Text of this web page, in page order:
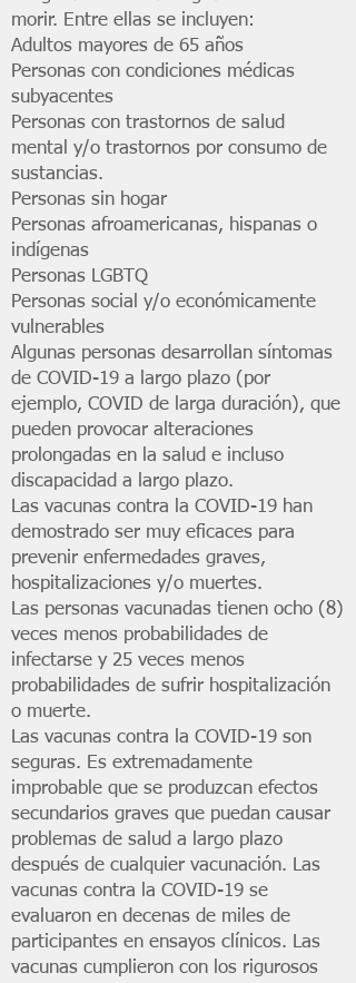
morir. Entre ellas se incluyen:
Adultos mayores de 65 años
Personas con condiciones médicas
subyacentes
Personas con trastornos de salud
mental y/o trastornos por consumo de
sustancias.
Personas sin hogar
Personas afroamericanas, hispanas o
indígenas
Personas LGBTQ
Personas social y/o económicamente
vulnerables
Algunas personas desarrollan síntomas
de COVID-19 a largo plazo (por
ejemplo, COVID de larga duración), que
pueden provocar alteraciones
prolongadas en la salud e incluso
discapacidad a largo plazo.
Las vacunas contra la COVID-19 han
demostrado ser muy eficaces para
prevenir enfermedades graves,
hospitalizaciones y/o muertes.
Las personas vacunadas tienen ocho (8)
veces menos probabilidades de
infectarse y 25 veces menos
probabilidades de sufrir hospitalización
o muerte.
Las vacunas contra la COVID-19 son
seguras. Es extremadamente
improbable que se produzcan efectos
secundarios graves que puedan causar
problemas de salud a largo plazo
después de cualquier vacunación. Las
vacunas contra la COVID-19 se
evaluaron en decenas de miles de
participantes en ensayos clínicos. Las
vacunas cumplieron con los rigurosos